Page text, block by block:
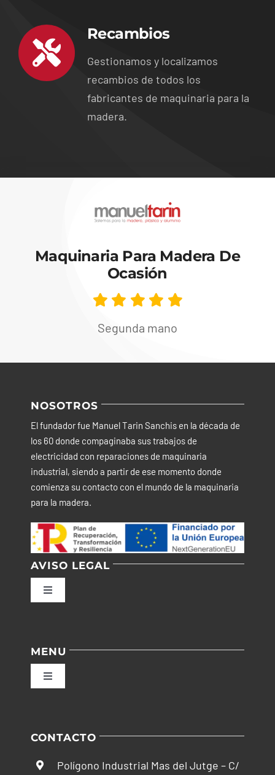
Recambios
Gestionamos y localizamos
recambios de todos los
fabricantes de maquinaria para la
madera.
Maquinaria Para Madera De
Ocasión
Segunda mano
NOSOTROS
El fundador fue Manuel Tarin Sanchis en la década de
los 60 donde compaginaba sus trabajos de
electricidad con reparaciones de maquinaria
industrial, siendo a partir de ese momento donde
comienza su contacto con el mundo de la maquinaria
para la madera.
AVISO LEGAL
Toggle
Condiciones de uso
Accesibilidad
MENU
Toggle
CONTACTO
Polígono Industrial Mas del Jutge – C/